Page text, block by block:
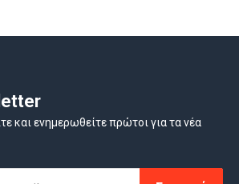
και ενημερωθείτε πρώτοι για τα νέα